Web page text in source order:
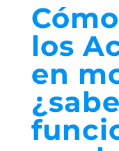
los
en